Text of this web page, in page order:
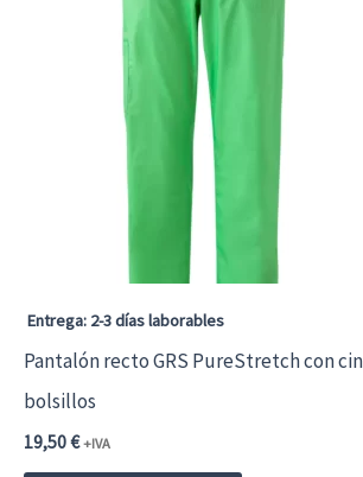
Entrega: 2-3 días laborables
Pantalón recto GRS PureStretch con
bolsillos
19,50€ +IVA